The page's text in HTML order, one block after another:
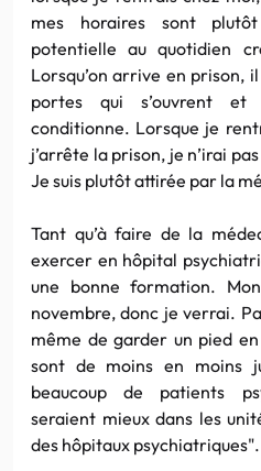
mes horaires sont
potentielle au quotidien
Lorsqu’on arrive en prison,
portes qui s’ouvrent
conditionne. Lorsque je
j’arrête la prison, je n’irai
Je suis plutôt attirée par la
Tant qu’à faire de la
exercer en hôpital
une bonne formation.
novembre, donc je verrai.
même de garder un pied
sont de moins en moins
beaucoup de patients
seraient mieux dans les
des hôpitaux psychiatriques".